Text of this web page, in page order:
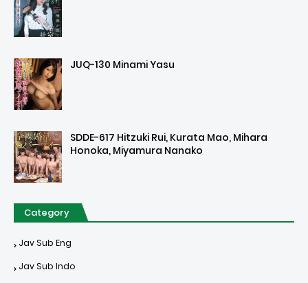
JUQ-130 Minami Yasu
SDDE-617 Hitzuki Rui, Kurata Mao, Mihara
Honoka, Miyamura Nanako
Category
Jav Sub Eng
Jav Sub Indo